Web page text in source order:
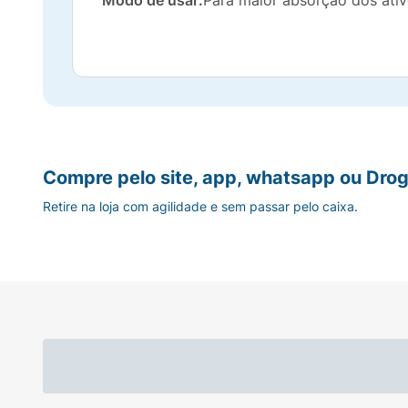
Compre pelo site, app, whatsapp ou
Retire na loja com agilidade e sem passar pelo caixa.